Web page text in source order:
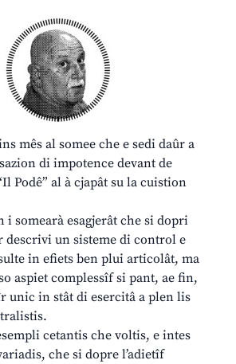
mês al somee che e sedi daûr a
di impotence devant de
Podê” al à cjapât su la cuistion
somearà esagjerât che si dopri
descrivi un sisteme di control e
in efiets ben plui articolât, ma
aspiet complessîf si pant, ae fin,
unic in stât di esercitâ a plen lis
cetantis che voltis, e intes
che si dopre l’adietîf